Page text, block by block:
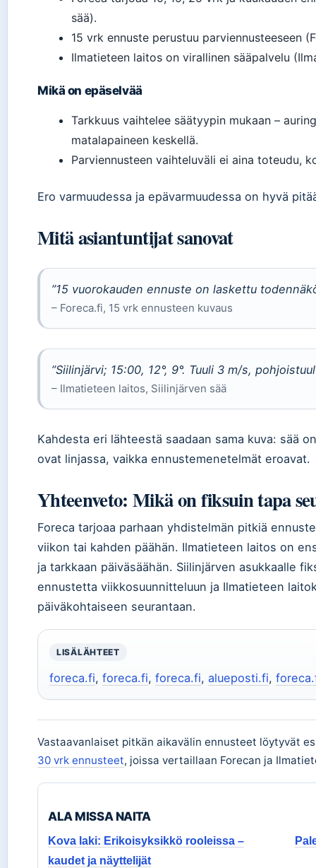
sää).
15 vrk ennuste perustuu parviennusteeseen
Ilmatieteen laitos on virallinen sääpalvelu
Mikä on epäselvää
Tarkkuus vaihtelee säätyypin mukaan –
matalapaineen keskellä.
Parviennusteen vaihteluväli ei aina toteudu,
Ero varmuudessa ja epävarmuudessa on hyvä
Mitä asiantuntijat sanovat
”15 vuorokauden ennuste on laskettu
– Foreca.fi, 15 vrk ennusteen kuvaus
”Siilinjärvi; 15:00, 12°, 9°. Tuuli 3 m/s,
– Ilmatieteen laitos, Siilinjärven sää
Kahdesta eri lähteestä saadaan sama kuva: sää
ovat linjassa, vaikka ennustemenetelmät eroavat.
Yhteenveto: Mikä on fiksuin tapa
Foreca tarjoaa parhaan yhdistelmän pitkiä
viikon tai kahden päähän. Ilmatieteen laitos on
ja tarkkaan päiväsäähän. Siilinjärven asukkaalle
ennustetta viikkosuunnitteluun ja Ilmatieteen
päiväkohtaiseen seurantaan.
LISÄLÄHTEET
foreca.fi, foreca.fi, foreca.fi, alueposti.fi,
Vastaavanlaiset pitkän aikavälin ennusteet löytyvät
30 vrk ennusteet, joissa vertaillaan Forecan ja
ALA MISSA NAITA
Kova laki: Erikoisyksikkö rooleissa –
kaudet ja näyttelijät